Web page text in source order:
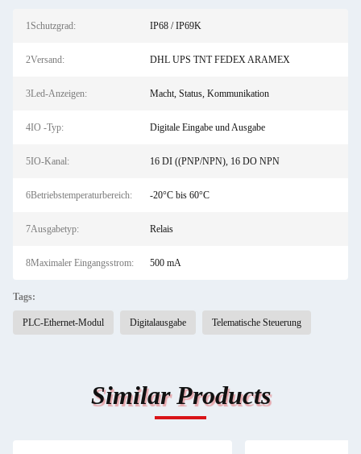
1Schutzgrad: IP68 / IP69K
2Versand: DHL UPS TNT FEDEX ARAMEX
3Led-Anzeigen: Macht, Status, Kommunikation
4IO -Typ: Digitale Eingabe und Ausgabe
5IO-Kanal: 16 DI ((PNP/NPN), 16 DO NPN
6Betriebstemperaturbereich: -20°C bis 60°C
7Ausgabetyp: Relais
8Maximaler Eingangsstrom: 500 mA
Tags:
PLC-Ethernet-Modul Digitalausgabe Telematische Steuerung
Similar Products